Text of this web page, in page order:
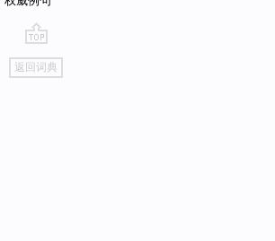
go
top
返回词典